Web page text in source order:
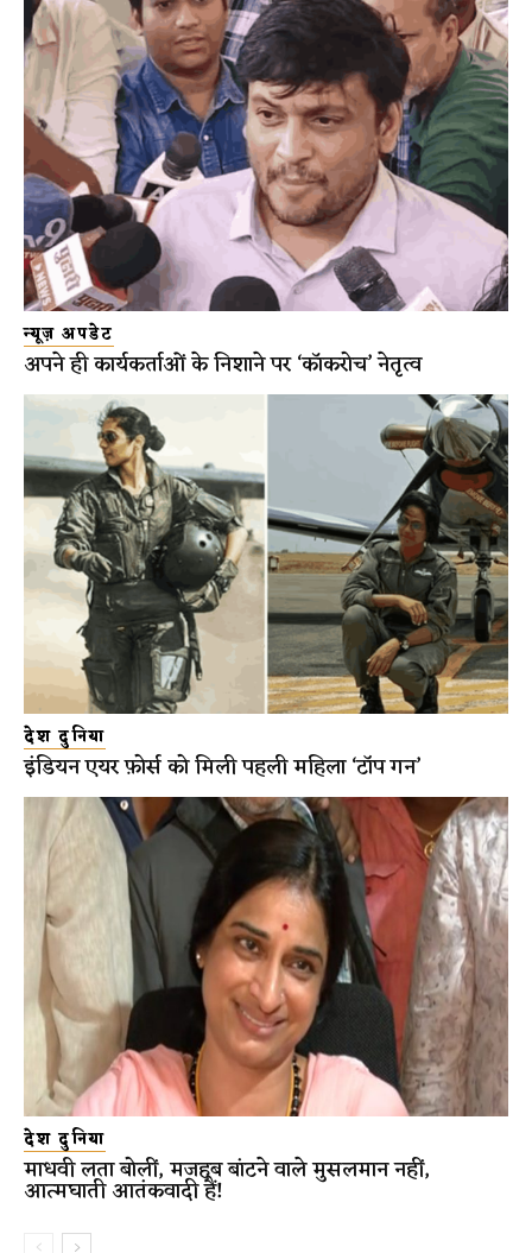
न्यूज़ अपडेट
अपने ही कार्यकर्ताओं के निशाने पर ‘कॉकरोच’ नेतृत्व
देश दुनिया
इंडियन एयर फ़ोर्स को मिली पहली महिला ‘टॉप गन’
देश दुनिया
माधवी लता बोलीं, मजहब बांटने वाले मुसलमान नहीं,
आत्मघाती आतंकवादी हैं!